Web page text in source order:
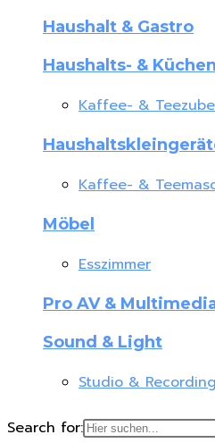
Haushalt & Gastro
Haushalts- &
Kaffee- &
Kaffee- &
Möbel
Esszimmer
Pro AV &
Sound & Light
Studio & Recording
Search for: